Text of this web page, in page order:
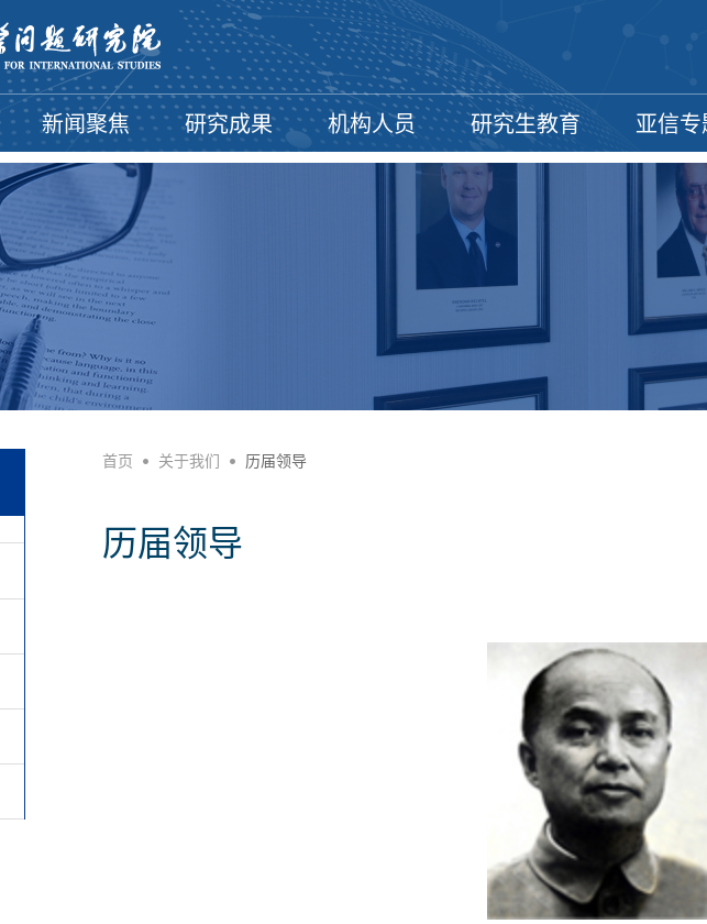
新闻聚焦 研究成果 机构人员 研究生教育 亚信专
首页 • 关于我们 • 历届领导
历届领导